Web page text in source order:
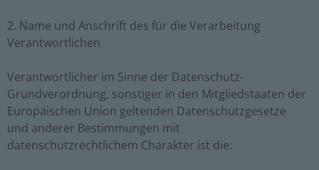
2. Name und Anschrift des für die Verarbeitung
Verantwortlichen
Verantwortlicher im Sinne der Datenschutz-
Grundverordnung, sonstiger in den Mitgliedstaaten der
Europäischen Union geltenden Datenschutzgesetze
und anderer Bestimmungen mit
datenschutzrechtlichem Charakter ist die: